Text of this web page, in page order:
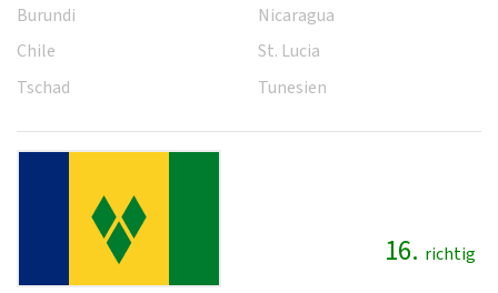
Burundi
Chile
Tschad
Nicaragua
St. Lucia
Tunesien
16. richtig